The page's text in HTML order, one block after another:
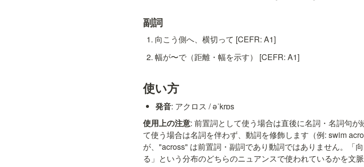
副詞
向こう側へ、横切って [CEFR: A1]
幅が〜で（距離・幅を示す） [CEFR: A1]
使い方
発音: アクロス / əˈkrɒs
使用上の注意: 前置詞として使う場合は直後に名詞・名詞句
て使う場合は名詞を伴わず、動詞を修飾します（例: swim
が、"across" は前置詞・副詞であり動詞ではありません。「
る」という分布のどちらのニュアンスで使われているかを文